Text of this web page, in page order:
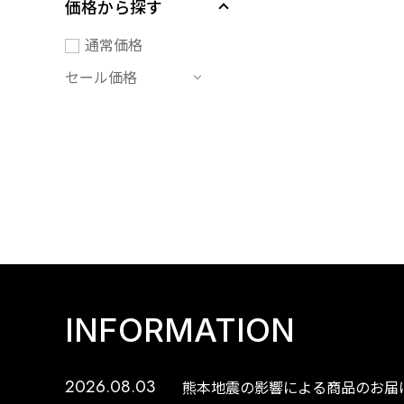
価格から探す
通常価格
セール価格
INFORMATION
2026.08.03 熊本地震の影響による商品のお届